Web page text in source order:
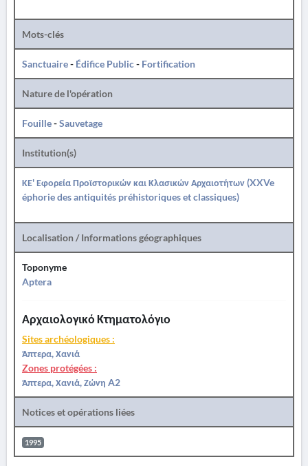
Mots-clés
Sanctuaire- Édifice Public- Fortification
Nature de l'opération
Fouille-Sauvetage
Institution(s)
ΚΕ' Εφορεία Προϊστορικών και Κλασικών Αρχαιοτήτων (XXVe
éphorie des antiquités préhistoriques et classiques)
Localisation / Informations géographiques
Toponyme
Aptera
Αρχαιολογικό Κτηματολόγιο
Sites archéologiques :
Άπτερα, Χανιά
Zones protégées :
Άπτερα, Χανιά, Ζώνη A2
Notices et opérations liées
1995